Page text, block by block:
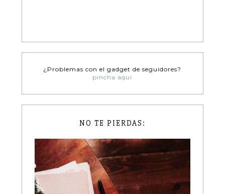
¿Problemas con el gadget de seguidores?
pincha aquí
NO TE PIERDAS: